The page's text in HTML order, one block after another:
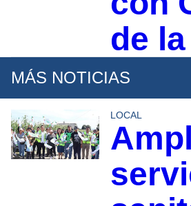
de
MÁS NOTICIAS
LOCAL